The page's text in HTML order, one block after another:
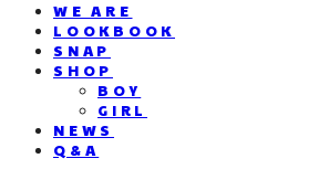
WE ARE
LOOKBOOK
SNAP
SHOP
BOY
GIRL
NEWS
Q&A